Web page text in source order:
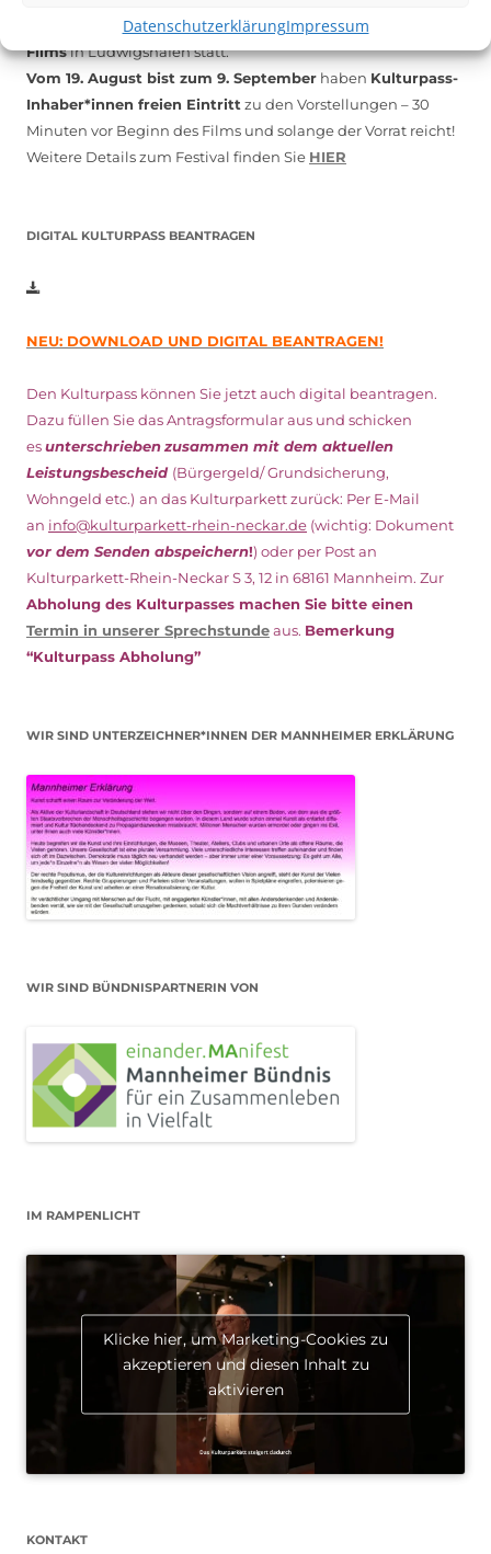
DatenschutzerklärungImpressum
Auch dieses Jahr findet wieder dasFestival des deutschen
Filmsin Ludwigshafen statt.
Vom 19. August bist zum 9. September haben Kulturpass-
Inhaber*innen freien Eintritt zu den Vorstellungen – 30
Minuten vor Beginn des Films und solange der Vorrat reicht!
Weitere Details zum Festival finden Sie HIER
DIGITAL KULTURPASS BEANTRAGEN
NEU: DOWNLOAD UND DIGITAL BEANTRAGEN!
Den Kulturpass können Sie jetzt auch digital beantragen.
Dazu füllen Sie das Antragsformular aus und schicken
esunterschriebenzusammen mit dem aktuellen
Leistungsbescheid (Bürgergeld/ Grundsicherung,
Wohngeld etc.) an das Kulturparkett zurück: Per E-Mail
an info@kulturparkett-rhein-neckar.de (wichtig: Dokument
vor dem Senden abspeichern!) oder per Post an
Kulturparkett-Rhein-Neckar S 3, 12 in 68161 Mannheim. Zur
Abholung des Kulturpasses machen Sie bitte einen
Termin in unserer Sprechstundeaus. Bemerkung
“Kulturpass Abholung”
WIR SIND UNTERZEICHNER*INNEN DER MANNHEIMER ERKLÄRUNG
WIR SIND BÜNDNISPARTNERIN VON
IM RAMPENLICHT
Klicke hier, um Marketing-Cookies zu
akzeptieren und diesen Inhalt zu
aktivieren
KONTAKT